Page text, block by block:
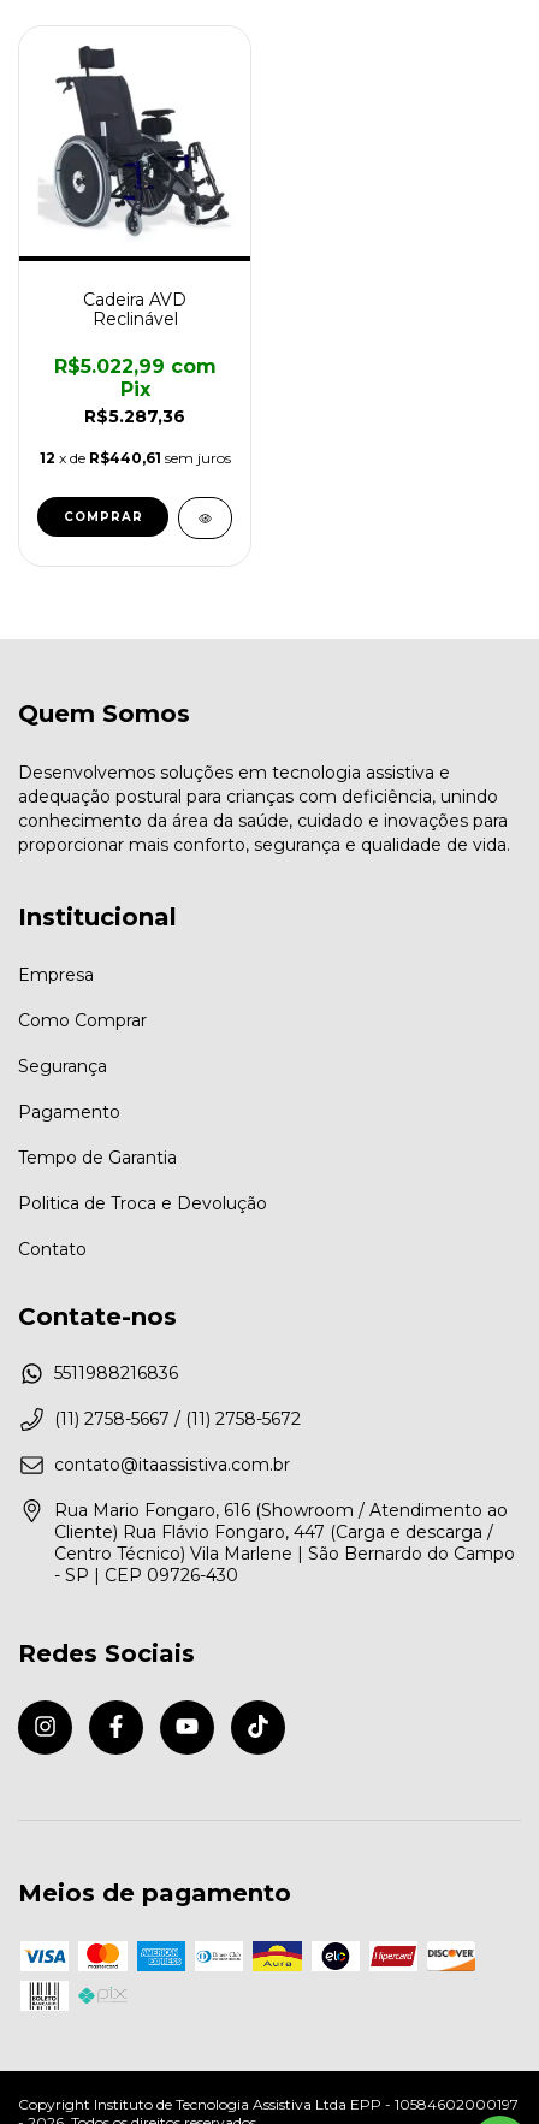
Cadeira AVD
Reclinável
R$5.287,36
R$5.022,99 com
Pix
12 x de R$440,61 sem juros
COMPRAR
Quem Somos
Desenvolvemos soluções em tecnologia assistiva e
adequação postural para crianças com deficiência, unindo
conhecimento da área da saúde, cuidado e inovações para
proporcionar mais conforto, segurança e qualidade de vida.
Institucional
Empresa
Como Comprar
Segurança
Pagamento
Tempo de Garantia
Politica de Troca e Devolução
Contato
Contate-nos
5511988216836
(11) 2758-5667 / (11) 2758-5672
contato@itaassistiva.com.br
Rua Mario Fongaro, 616 (Showroom / Atendimento ao
Cliente) Rua Flávio Fongaro, 447 (Carga e descarga /
Centro Técnico) Vila Marlene | São Bernardo do Campo
- SP | CEP 09726-430
Redes Sociais
Meios de pagamento
Copyright Instituto de Tecnologia Assistiva Ltda EPP - 10584602000197